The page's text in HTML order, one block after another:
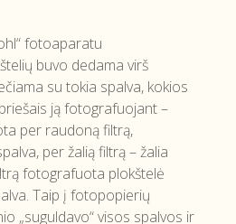
fotoaparatu
buvo dedama virš
su tokia spalva, kokios
ją fotografuojant –
per raudoną filtrą,
per žalią filtrą – žalia
fotografuota plokštelė
Taip į fotopopierių
„suguldavo“ visos spalvos ir